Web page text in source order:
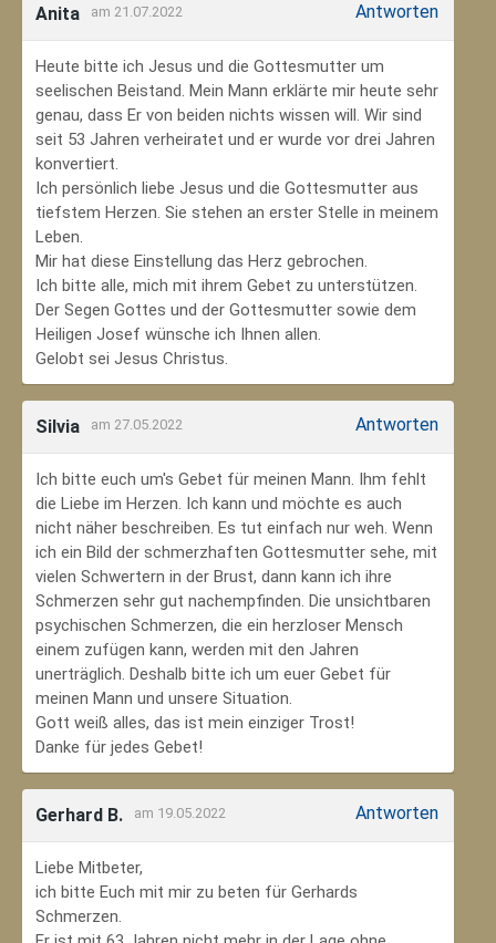
Anita am 21.07.2022 Antworten
Heute bitte ich Jesus und die Gottesmutter um
seelischen Beistand. Mein Mann erklärte mir heute sehr
genau, dass Er von beiden nichts wissen will. Wir sind
seit 53 Jahren verheiratet und er wurde vor drei Jahren
konvertiert.
Ich persönlich liebe Jesus und die Gottesmutter aus
tiefstem Herzen. Sie stehen an erster Stelle in meinem
Leben.
Mir hat diese Einstellung das Herz gebrochen.
Ich bitte alle, mich mit ihrem Gebet zu unterstützen.
Der Segen Gottes und der Gottesmutter sowie dem
Heiligen Josef wünsche ich Ihnen allen.
Gelobt sei Jesus Christus.
Silvia am 27.05.2022 Antworten
Ich bitte euch um's Gebet für meinen Mann. Ihm fehlt
die Liebe im Herzen. Ich kann und möchte es auch
nicht näher beschreiben. Es tut einfach nur weh. Wenn
ich ein Bild der schmerzhaften Gottesmutter sehe, mit
vielen Schwertern in der Brust, dann kann ich ihre
Schmerzen sehr gut nachempfinden. Die unsichtbaren
psychischen Schmerzen, die ein herzloser Mensch
einem zufügen kann, werden mit den Jahren
unerträglich. Deshalb bitte ich um euer Gebet für
meinen Mann und unsere Situation.
Gott weiß alles, das ist mein einziger Trost!
Danke für jedes Gebet!
Gerhard B. am 19.05.2022 Antworten
Liebe Mitbeter,
ich bitte Euch mit mir zu beten für Gerhards
Schmerzen.